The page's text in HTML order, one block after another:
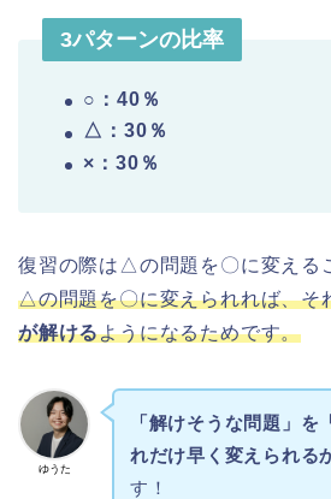
3パターンの比率
○：40％
△：30％
×：30％
復習の際は△の問題を〇に変える
△の問題を〇に変えられれば、そ
が解けるようになるためです。
ゆうた
「解けそうな問題」
れだけ早く変えられる
す！